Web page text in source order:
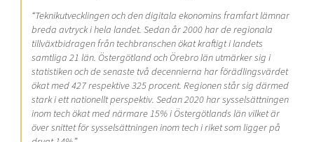
“Teknikutvecklingen och den digitala ekonomins framfart lämnar
breda avtryck i hela landet. Sedan år 2000 har de regionala
tillväxtbidragen från techbranschen ökat kraftigt i landets
samtliga 21 län. Östergötland och Örebro län utmärker sig i
statistiken och de senaste två decennierna har förädlingsvärdet
ökat med 427 respektive 325 procent. Regionen står sig därmed
stark i ett nationellt perspektiv. Sedan 2020 har sysselsättningen
inom tech ökat med närmare 15% i Östergötlands län vilket är
över snittet för sysselsättningen inom tech i riket som ligger på